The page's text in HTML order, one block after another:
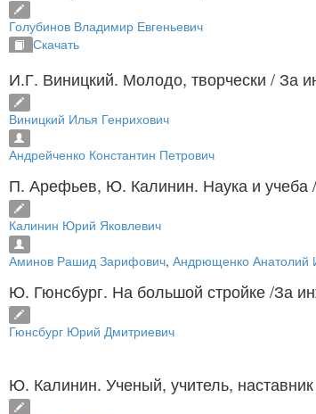
Голубинов Владимир Евгеньевич
Скачать
И.Г. Виницкий. Молодо, творчески / За
Виницкий Илья Генрихович
Андрейченко Константин Петрович
П. Арефьев, Ю. Калинин. Наука и учеба
Калинин Юрий Яковлевич
Аминов Рашид Зарифович, Андрющенко Анатолий
Ю. Гюнсбург. На большой стройке/За
Гюнсбург Юрий Дмитриевич
Ю. Калинин. Ученый, учитель, наставник